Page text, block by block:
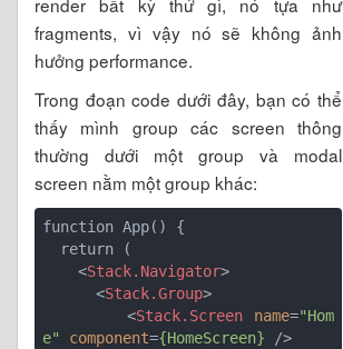
fragments, vì vậy nó sẽ không ảnh
hưởng performance.
Trong đoạn code dưới đây, bạn có thể
thấy mình group các screen thông
thường dưới một group và modal
screen nằm một group khác:
function App() {
<Stack.Navigator>
<Stack.Group>
<Stack.Screen name="Hom
e"
component={HomeScreen} />